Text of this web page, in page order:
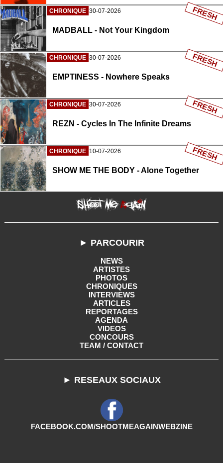
CHRONIQUE 30-07-2026
MADBALL - Not Your Kingdom
FRESH
CHRONIQUE 30-07-2026
EMPTINESS - Nowhere Speaks
FRESH
CHRONIQUE 30-07-2026
REZN - Cycles In The Infinite Dreams
FRESH
CHRONIQUE 10-07-2026
SHOW ME THE BODY - Alone Together
FRESH
► PARCOURIR
NEWS
ARTISTES
PHOTOS
CHRONIQUES
INTERVIEWS
ARTICLES
REPORTAGES
AGENDA
VIDEOS
CONCOURS
TEAM / CONTACT
► RESEAUX SOCIAUX
FACEBOOK.COM/SHOOTMEAGAINWEBZINE